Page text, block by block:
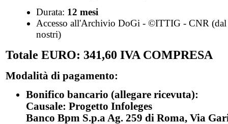
Durata: 12 mesi
Accesso all'Archivio DoGi - ©ITTIG - CNR
nostri)
Totale EURO: 341,60 IVA COMPRESA
Modalità di pagamento:
Bonifico bancario (allegare ricevuta):
Causale: Progetto Infoleges
Banco Bpm S.p.a Ag. 259 di Roma, Via